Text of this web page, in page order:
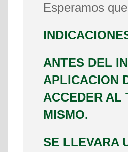
Esperamos
ANTES DEL
APLICACION
ACCEDER AL
MISMO.
SE LLEVARA